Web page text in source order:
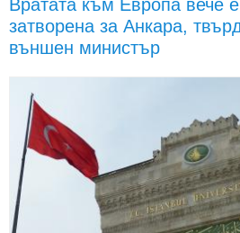
Вратата към Европа вече
затворена за Анкара,
външен министър